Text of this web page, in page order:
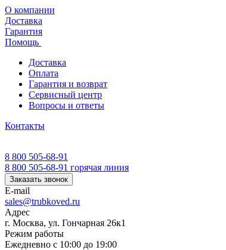
О компании
Доставка
Гарантия
Помощь
Доставка
Оплата
Гарантия и возврат
Сервисный центр
Вопросы и ответы
Контакты
8 800 505-68-91
8 800 505-68-91 горячая линия
Заказать звонок
E-mail
sales@trubkoved.ru
Адрес
г. Москва, ул. Гончарная 26к1
Режим работы
Ежедневно с 10:00 до 19:00